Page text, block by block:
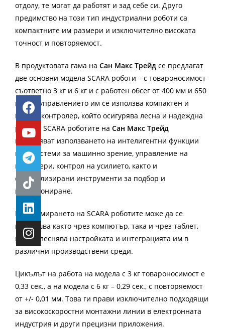
отдолу, те могат да работят и зад себе си. Друго
предимство на този тип индустриални роботи са
компактните им размери и изключително високата
точност и повторяемост.
В продуктовата гама на Сан Макс Трейд се предлагат
две основни модела SCARA роботи – с товароносимост
съответно 3 кг и 6 кг и с работен обсег от 400 мм и 650
мм. За управлението им се използва компактен и
мощен контролер, който осигурява лесна и надеждна
работа. SCARA роботите на Сан Макс Трейд
позволяват използването на интелигентни функции
като системи за машинно зрение, управление на
конвейери, контрол на усилието, както и
специализирани инструменти за подбор и
позициониране.
Програмирането на SCARA роботите може да се
извършва както чрез компютър, така и чрез таблет,
което улеснява настройката и интеграцията им в
различни производствени среди.
Цикълът на работа на модела с 3 кг товароносимост е
0,33 сек., а на модела с 6 кг – 0,29 сек., с повторяемост
от +/- 0,01 мм. Това ги прави изключително подходящи
за високоскоростни монтажни линии в електронната
индустрия и други прецизни приложения.